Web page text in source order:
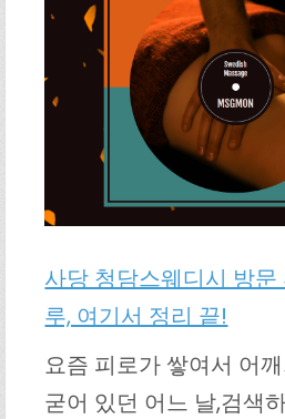
사당 청담스웨디시 방문
루, 여기서 정리 끝!
요즘 피로가 쌓여서 어
굳어 있던 어느 날,검색